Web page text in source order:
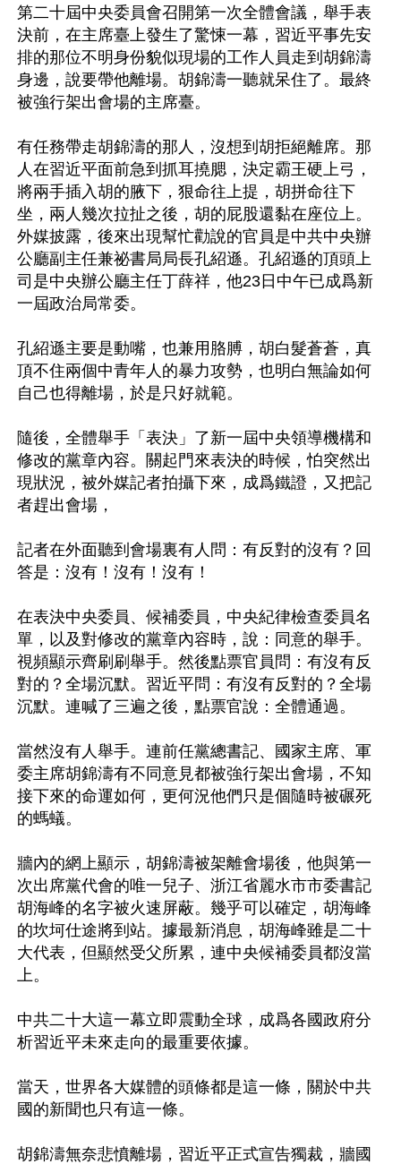
第二十屆中央委員會召開第一次全體會議，舉手表
決前，在主席臺上發生了驚悚一幕，習近平事先安
排的那位不明身份貌似現場的工作人員走到胡錦濤
身邊，說要帶他離場。胡錦濤一聽就呆住了。最終
被強行架出會場的主席臺。
有任務帶走胡錦濤的那人，沒想到胡拒絕離席。那
人在習近平面前急到抓耳撓腮，決定霸王硬上弓，
將兩手插入胡的腋下，狠命往上提，胡拼命往下
坐，兩人幾次拉扯之後，胡的屁股還黏在座位上。
外媒披露，後來出現幫忙勸說的官員是中共中央辦
公廳副主任兼祕書局局長孔紹遜。孔紹遜的頂頭上
司是中央辦公廳主任丁薛祥，他23日中午已成爲新
一屆政治局常委。
孔紹遜主要是動嘴，也兼用胳膊，胡白髮蒼蒼，真
頂不住兩個中青年人的暴力攻勢，也明白無論如何
自己也得離場，於是只好就範。
隨後，全體舉手「表決」了新一屆中央領導機構和
修改的黨章內容。關起門來表決的時候，怕突然出
現狀況，被外媒記者拍攝下來，成爲鐵證，又把記
者趕出會場，
記者在外面聽到會場裏有人問：有反對的沒有？回
答是：沒有！沒有！沒有！
在表決中央委員、候補委員，中央紀律檢查委員名
單，以及對修改的黨章內容時，說：同意的舉手。
視頻顯示齊刷刷舉手。然後點票官員問：有沒有反
對的？全場沉默。習近平問：有沒有反對的？全場
沉默。連喊了三遍之後，點票官說：全體通過。
當然沒有人舉手。連前任黨總書記、國家主席、軍
委主席胡錦濤有不同意見都被強行架出會場，不知
接下來的命運如何，更何況他們只是個隨時被碾死
的螞蟻。
牆內的網上顯示，胡錦濤被架離會場後，他與第一
次出席黨代會的唯一兒子、浙江省麗水市市委書記
胡海峰的名字被火速屏蔽。幾乎可以確定，胡海峰
的坎坷仕途將到站。據最新消息，胡海峰雖是二十
大代表，但顯然受父所累，連中央候補委員都沒當
上。
中共二十大這一幕立即震動全球，成爲各國政府分
析習近平未來走向的最重要依據。
當天，世界各大媒體的頭條都是這一條，關於中共
國的新聞也只有這一條。
胡錦濤無奈悲憤離場，習近平正式宣告獨裁，牆國